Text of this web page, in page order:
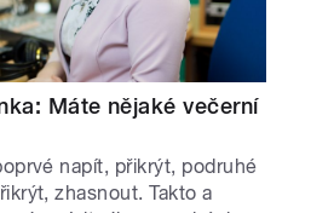
Máte nějaké večerní
napít, přikrýt, podruhé
zhasnout. Takto a